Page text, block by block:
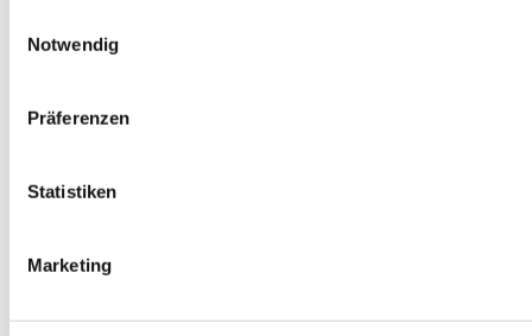
Notwendig
Präferenzen
Statistiken
Marketing